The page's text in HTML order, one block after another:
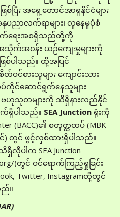
ြီး အရှေ့တောင်အာရှနိုင်ငံများ
ညာလက်ရာများ၊ လူနေမှုပုံစံ
းတက်ရေးအစရှိသည်တို့ကို
အ၀န်း ယဉ်ကျေးမှုများကို
ြစ်ပါသည်။ ထို့အပြင်
င်စားသူများ ကျောင်းသား
ကိုင်ဆောင်ရွက်နေသူများ
သုတများကို သိရှိနားလည်နိုင်
ရှိပါသည်။ SEA Junction ရုံးကို
(BACC)၏ စတုတ္ထထပ် (MBK
ဆိုင်) တွင် ဖွင့်လှစ်ထားရှိပါသည်။
လိုပါက SEA Junction
)တွင် ဝင်ရောက်ကြည့်ရှုခြင်း
Twitter, Instagramတို့တွင်
ည်။